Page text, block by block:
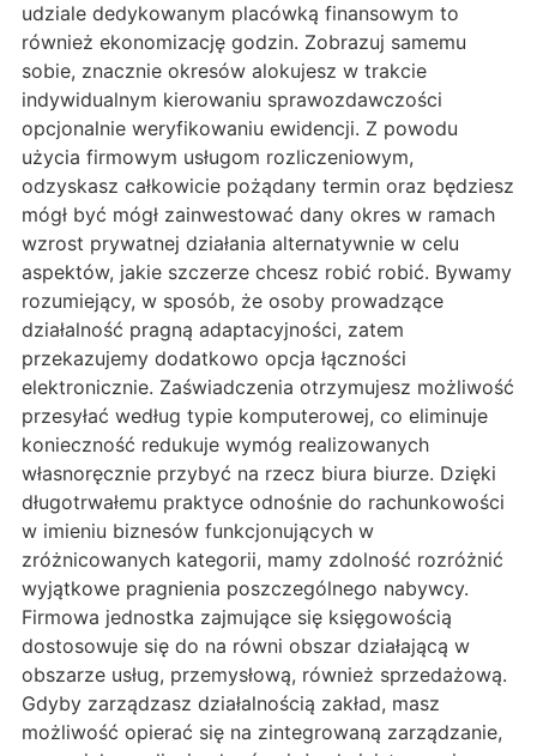
udziale dedykowanym placówką finansowym to
również ekonomizację godzin. Zobrazuj samemu
sobie, znacznie okresów alokujesz w trakcie
indywidualnym kierowaniu sprawozdawczości
opcjonalnie weryfikowaniu ewidencji. Z powodu
użycia firmowym usługom rozliczeniowym,
odzyskasz całkowicie pożądany termin oraz będziesz
mógł być mógł zainwestować dany okres w ramach
wzrost prywatnej działania alternatywnie w celu
aspektów, jakie szczerze chcesz robić robić. Bywamy
rozumiejący, w sposób, że osoby prowadzące
działalność pragną adaptacyjności, zatem
przekazujemy dodatkowo opcja łączności
elektronicznie. Zaświadczenia otrzymujesz możliwość
przesyłać według typie komputerowej, co eliminuje
konieczność redukuje wymóg realizowanych
własnoręcznie przybyć na rzecz biura biurze. Dzięki
długotrwałemu praktyce odnośnie do rachunkowości
w imieniu biznesów funkcjonujących w
zróżnicowanych kategorii, mamy zdolność rozróżnić
wyjątkowe pragnienia poszczególnego nabywcy.
Firmowa jednostka zajmujące się księgowością
dostosowuje się do na równi obszar działającą w
obszarze usług, przemysłową, również sprzedażową.
Gdyby zarządzasz działalnością zakład, masz
możliwość opierać się na zintegrowaną zarządzanie,